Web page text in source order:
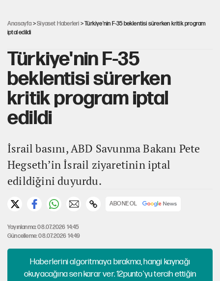
Anasayfa >Siyaset Haberleri > Türkiye'nin F-35 beklentisi sürerken kritik program
iptal edildi
Türkiye'nin F-35
beklentisi sürerken
kritik program iptal
edildi
İsrail basını, ABD Savunma Bakanı Pete
Hegseth’in İsrail ziyaretinin iptal
edildiğini duyurdu.
ABONE OL
Yayınlanma: 08.07.2026 14:45
Güncelleme: 08.07.2026 14:49
Haberlerini algoritmaya bırakma, hangi kaynağı
okuyacağına sen karar ver. 12punto'yu tercih ettiğin